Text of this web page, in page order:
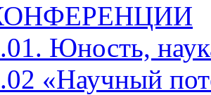
Юность,
«Научный